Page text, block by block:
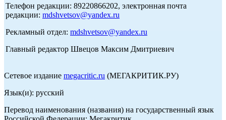
Телефон редакции: 89220866202, электронная почта
редакции: mdshvetsov@yandex.ru
Рекламный отдел: mdshvetsov@yandex.ru
Главный редактор Швецов Максим Дмитриевич
Сетевое издание megacritic.ru (МЕГАКРИТИК.РУ)
Язык(и): русский
Перевод наименования (названия) на государственный язык